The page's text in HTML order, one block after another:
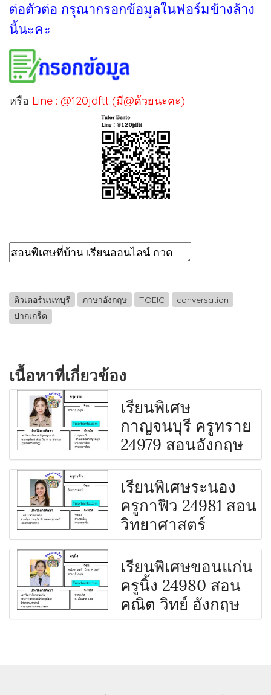
ต่อตัวต่อ กรุณากรอกข้อมูลในฟอร์มข้างล้าง
นี้นะคะ
หรือ Line : @120jdftt (มี@ด้วยนะคะ)
ติวเตอร์นนทบุรี ภาษาอังกฤษ TOEIC
conversation
ปากเกร็ด
เนื้อหาที่เกี่ยวข้อง
เรียนพิเศษ
กาญจนบุรี ครูทราย
24979 สอนอังกฤษ
เรียนพิเศษระนอง
ครูกาฟิว 24981 สอน
วิทยาศาสตร์
เรียนพิเศษขอนแก่น
ครูนิ้ง 24980 สอน
คณิต วิทย์ อังกฤษ